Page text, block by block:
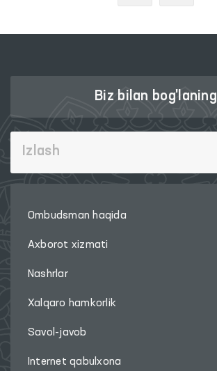
Biz bilan bog'laning
Ombudsman haqida
Axborot xizmati
Nashrlar
Xalqaro hamkorlik
Savol-javob
Internet qabulxona